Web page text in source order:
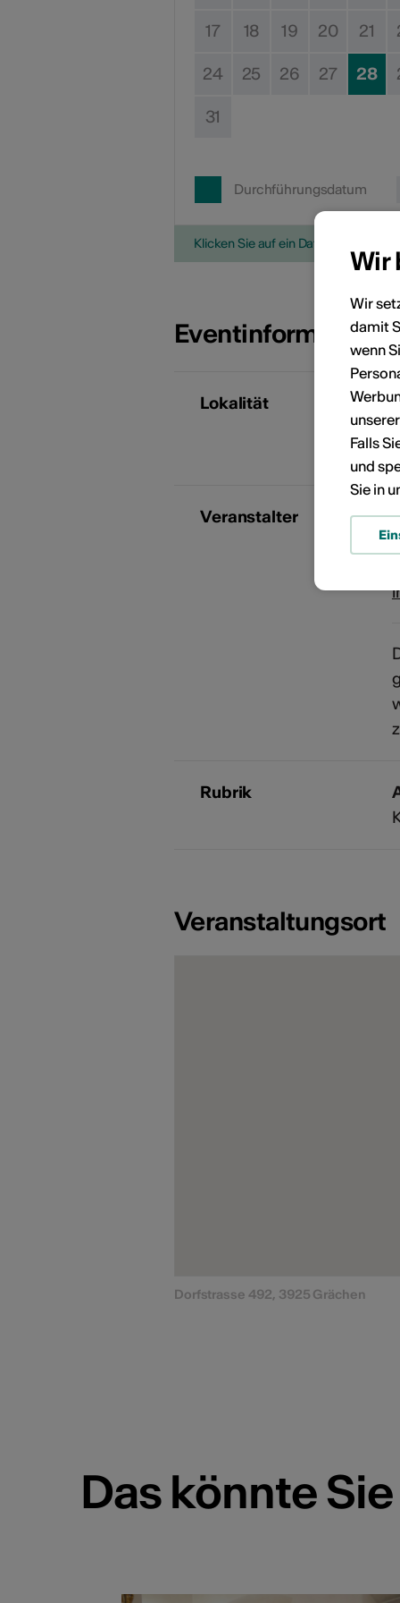
17 18 19 20 21
24 25 26 27 28
31
Durchführungsdatum
Klicken Sie auf ein Datum, um die
Lokalität
Veranstalter
Rubrik
Veranstaltungsort
Dorfstrasse 492, 3925 Grächen
Das könnte
Wir
Wir
damit
wenn
Falls
und
Sie in